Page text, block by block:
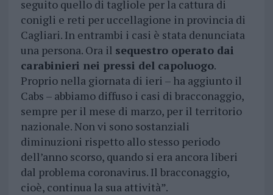
seguito quello di tagliole per la cattura di
conigli e reti per uccellagione in provincia di
Cagliari. In entrambi i casi è stata denunciata
una persona. Ora il sequestro operato dai
carabinieri nei pressi del capoluogo.
Proprio nella giornata di ieri – ha aggiunto il
Cabs – abbiamo diffuso i casi di bracconaggio,
sempre per il mese di marzo, per il territorio
nazionale. Non vi sono sostanziali
diminuzioni rispetto allo stesso periodo
dell’anno scorso, quando si era ancora liberi
dal problema coronavirus. Il bracconaggio,
cioè, continua la sua attività”.